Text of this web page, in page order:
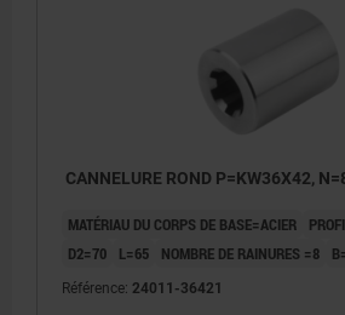
CANNELURE ROND P=KW36X42,
MATÉRIAU DU CORPS DE BASE=ACIER
D2=70
L=65 NOMBRE DE RAINURES =8
Référence: 24011-36421